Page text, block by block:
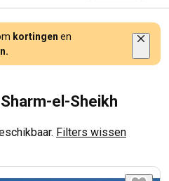
kortingen en
el-Sheikh
Filters wissen